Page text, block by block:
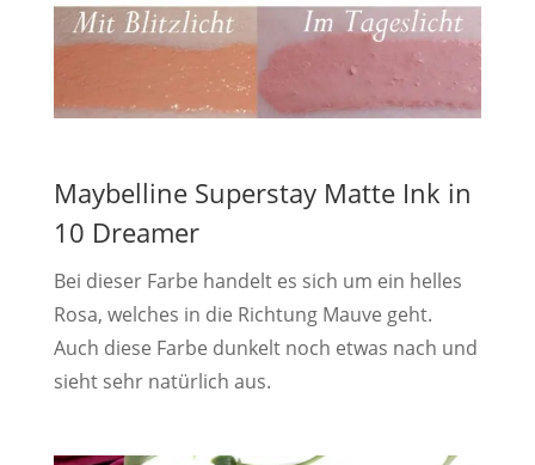
Maybelline Superstay Matte Ink in
10 Dreamer
Bei dieser Farbe handelt es sich um ein helles
Rosa, welches in die Richtung Mauve geht.
Auch diese Farbe dunkelt noch etwas nach und
sieht sehr natürlich aus.